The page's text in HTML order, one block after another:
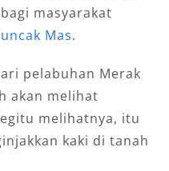
masyarakat
Mas.
pelabuhan Merak
akan melihat
melihatnya, itu
kaki di tanah